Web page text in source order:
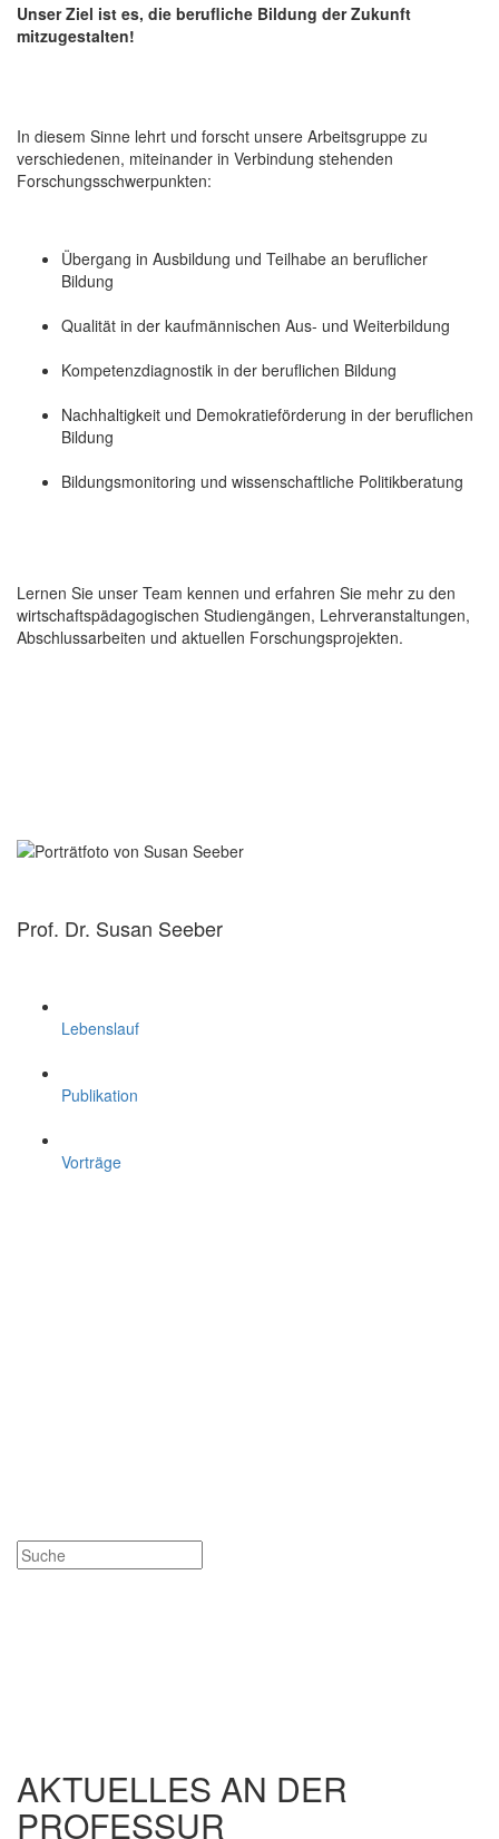
Unser Ziel ist es, die berufliche Bildung der Zukunft
mitzugestalten!
In diesem Sinne lehrt und forscht unsere Arbeitsgruppe zu
verschiedenen, miteinander in Verbindung stehenden
Forschungsschwerpunkten:
Übergang in Ausbildung und Teilhabe an beruflicher
Bildung
Qualität in der kaufmännischen Aus- und Weiterbildung
Kompetenzdiagnostik in der beruflichen Bildung
Nachhaltigkeit und Demokratieförderung in der beruflichen
Bildung
Bildungsmonitoring und wissenschaftliche Politikberatung
Lernen Sie unser Team kennen und erfahren Sie mehr zu den
wirtschaftspädagogischen Studiengängen, Lehrveranstaltungen,
Abschlussarbeiten und aktuellen Forschungsprojekten.
Prof. Dr. Susan Seeber
Lebenslauf
Publikation
Vorträge
AKTUELLES AN DER
PROFESSUR